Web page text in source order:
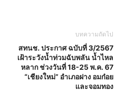
บทความถัดไป
สทนช. ประกาศ ฉบับที่ 3/2567
เฝ้าระวังน้ำท่วมฉับพลัน น้ำไหล
หลาก ช่วงวันที่ 18-25 พ.ค. 67
“เชียงใหม่” อำเภอฝาง อมก๋อย
และจอมทอง